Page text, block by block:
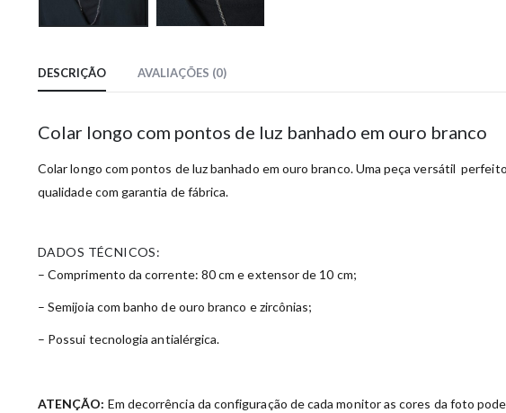
DESCRIÇÃO AVALIAÇÕES (0)
Colar longo com pontos de luz banhado em ouro branco
Colar longo com pontos de luz banhado em ouro branco. Uma peça versátil
qualidade com garantia de fábrica.
DADOS TÉCNICOS:
– Comprimento da corrente: 80 cm e extensor de 10 cm;
– Semijoia com banho de ouro branco e zircônias;
– Possui tecnologia antialérgica.
ATENÇÃO: Em decorrência da configuração de cada monitor as cores da foto